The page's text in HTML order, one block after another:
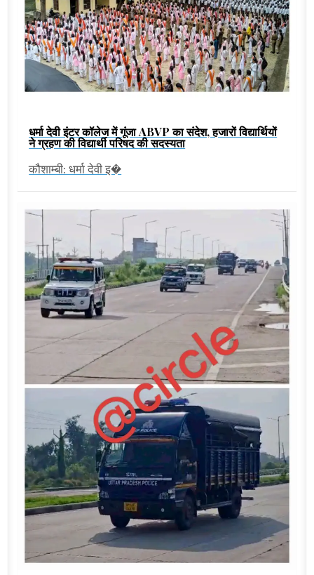
धर्मा देवी इंटर कॉलेज में गूंजा ABVP का संदेश, हजारों विद्यार्थियों
ने ग्रहण की विद्यार्थी परिषद की सदस्यता
कौशाम्बी: धर्मा देवी इ�